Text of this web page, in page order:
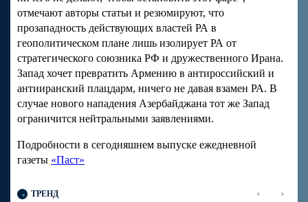
отмечают авторы статьи и резюмируют, что
прозападность действующих властей РА в
геополитическом плане лишь изолирует РА от
стратегического союзника РФ и дружественного Ирана.
Запад хочет превратить Армению в антироссийский и
антииранский плацдарм, ничего не давая взамен РА. В
случае нового нападения Азербайджана тот же Запад
ограничится нейтральными заявлениями.
Подробности в сегодняшнем выпуске ежедневной
газеты «Паст»
ТРЕНД ‹ ›